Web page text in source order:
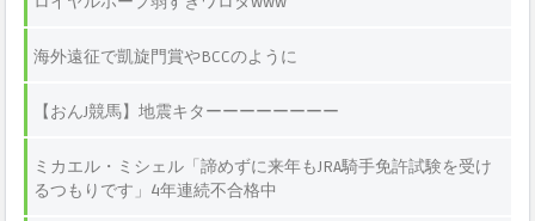
海外遠征で凱旋門賞やBCCのように
【おんJ競馬】地震キターーーーーーーー
ミカエル・ミシェル「諦めずに来年もJRA騎手免許試験を受け
るつもりです」4年連続不合格中